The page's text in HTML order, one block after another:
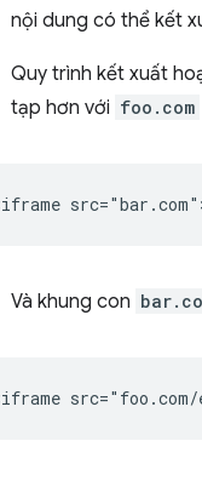
nội dung có thể kết
Quy trình kết xuất
tạp hơn với foo.com
Và khung con